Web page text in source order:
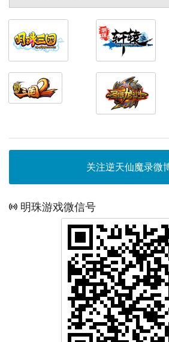
关注逆天仙魔录微
明珠游戏微信号